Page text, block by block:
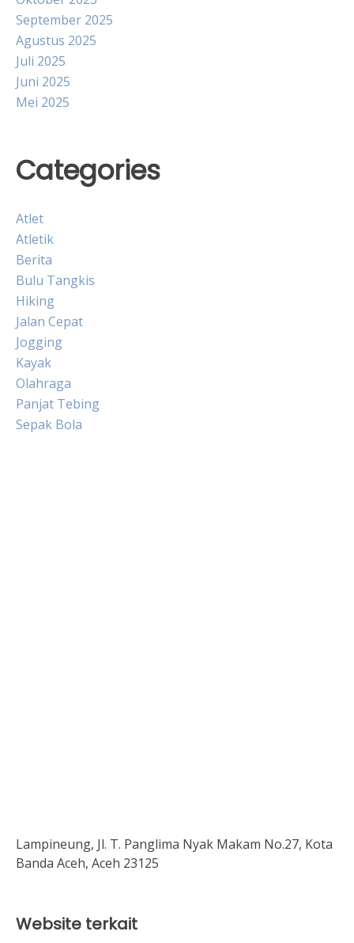
September 2025
Agustus 2025
Juli 2025
Juni 2025
Mei 2025
Categories
Atlet
Atletik
Berita
Bulu Tangkis
Hiking
Jalan Cepat
Jogging
Kayak
Olahraga
Panjat Tebing
Sepak Bola
Lampineung, Jl. T. Panglima Nyak Makam No.27, Kota
Banda Aceh, Aceh 23125
Website terkait